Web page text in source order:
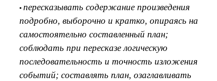
пересказывать содержание произведения
подробно, выборочно и кратко, опираясь на
самостоятельно составленный план;
соблюдать при пересказе логическую
последовательность и точность изложения
событий; составлять план, озаглавливать